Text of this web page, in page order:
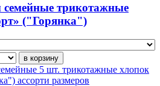
трикотажные
("Горянка")